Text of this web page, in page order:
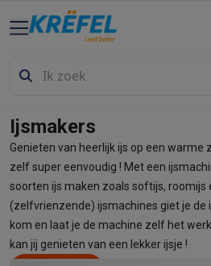
Groot elektro & inbouw
VaatwassersVaatwassers
Inbouwtoestellen
Ovens & microgolfovens
KookplatenKookplaten
Dampkappen
Dampkappen
Fornuizen
Fornuizen Gemengde
Kleine inbouwtoestellen
Kleine keukenapparaten
KoffieKoffiemachines
Ijsmakers
Genieten van heerlijk ijs op een warme
zelf super eenvoudig ! Met een
soorten ijs maken zoals softijs, roomijs
(zelfvrienzende) ijsmachines giet je de
kom en laat je de machine zelf het
kan jij genieten van een lekker ijsje !